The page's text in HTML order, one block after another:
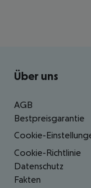
Footer
Über uns
AGB
Bestpreisgarantie
Cookie-
Cookie-Richtlinie
Datenschutz
Fakten